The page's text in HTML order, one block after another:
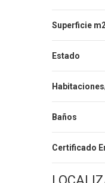
Superficie
Estado
Baños
Certificado